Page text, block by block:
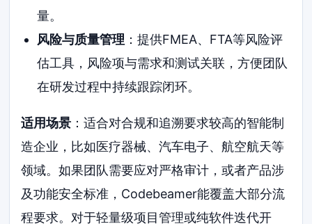
量。
风险与质量管理 ：提供FMEA、FTA等风险评
估工具，风险项与需求和测试关联，方便团队
在研发过程中持续跟踪闭环。
适用场景 ：适合对合规和追溯要求较高的智能制
造企业，比如医疗器械、汽车电子、航空航天等
领域。如果团队需要应对严格审计，或者产品涉
及功能安全标准，Codebeamer能覆盖大部分流
程要求。对于轻量级项目管理或纯软件迭代开